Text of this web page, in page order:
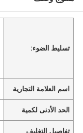
تسليط الضوء:
اسم العلامة التجارية
الحد الأدنى لكمية
تفاصيل التغليف